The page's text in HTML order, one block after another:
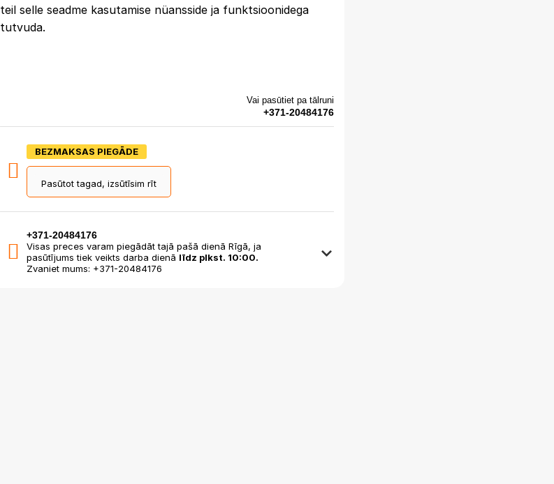
teil selle seadme kasutamise nüansside ja funktsioonidega
tutvuda.
Vai pasūtiet pa tālruni
+371-20484176
BEZMAKSAS PIEGĀDE
Pasūtot tagad, izsūtīsim rīt
+371-20484176
Visas preces varam piegādāt tajā pašā dienā Rīgā, ja
pasūtījums tiek veikts darba dienā līdz plkst. 10:00.
Zvaniet mums: +371-20484176